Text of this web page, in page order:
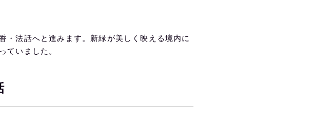
・法話へと進みます。新緑が美しく映える境内に
ていました。